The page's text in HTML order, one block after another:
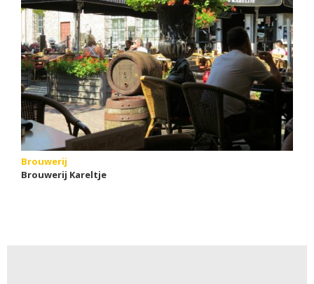
Brouwerij
Brouwerij Kareltje